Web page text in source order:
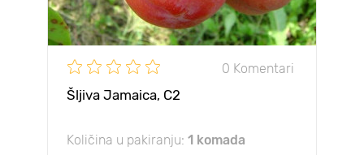
0 Komentari
Šljiva Jamaica, С2
Količina u pakiranju: 1 komada